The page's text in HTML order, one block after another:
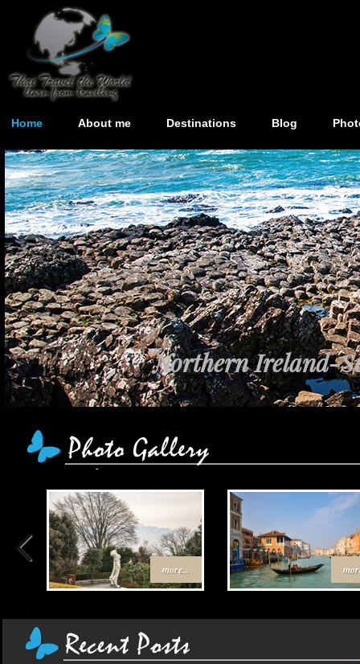
Home About me Destinations Blog
Northern Ireland-
เส้นทาง Egypt-
more...